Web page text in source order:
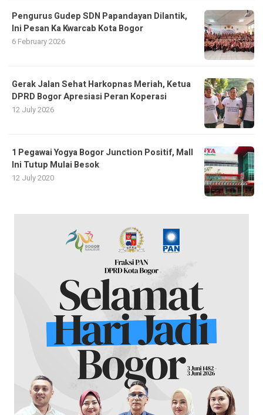
Pengurus Gudep SDN Papandayan Dilantik,
Ini Pesan Ka Kwarcab Kota Bogor
6 February 2026
Gerak Jalan Sehat Harkopnas Meriah, Ketua
DPRD Bogor Apresiasi Peran Koperasi
12 July 2026
1 Pegawai Yogya Bogor Junction Positif, Mall
Ini Tutup Mulai Besok
12 July 2020